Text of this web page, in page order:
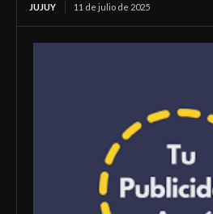
JUJUY 11 de julio de 2025